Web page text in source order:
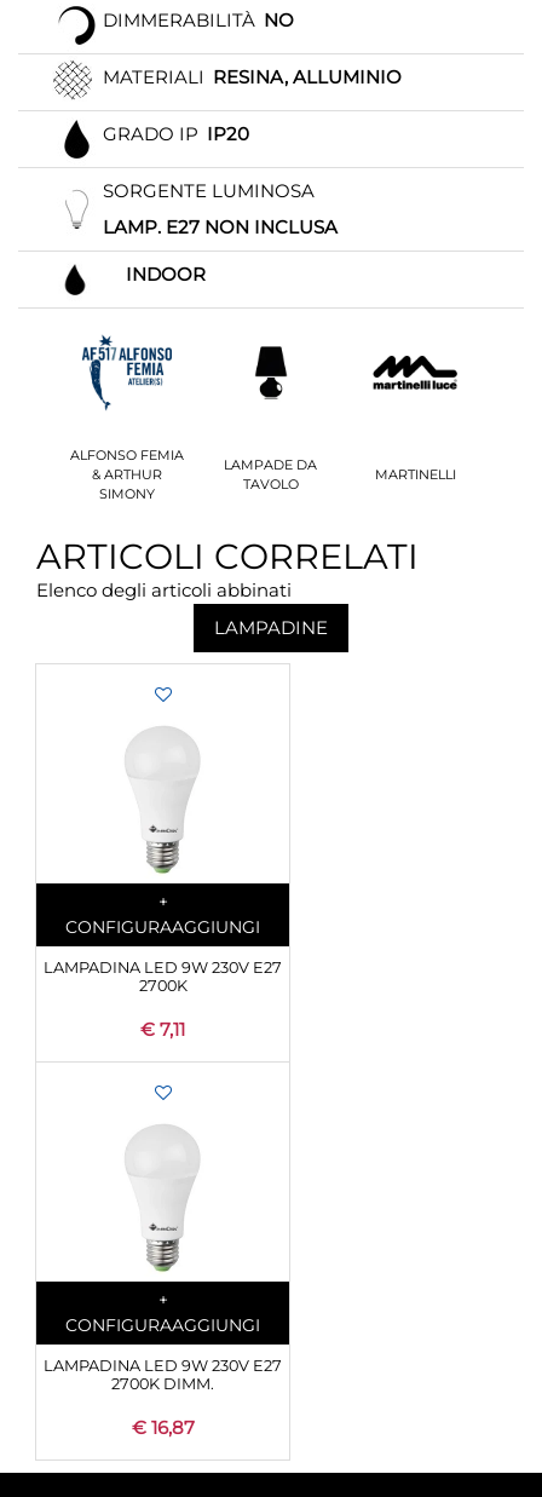
DIMMERABILITÀ NO
MATERIALI RESINA, ALLUMINIO
GRADO IP IP20
SORGENTE LUMINOSA
LAMP. E27 NON INCLUSA
INDOOR
ALFONSO FEMIA
& ARTHUR
SIMONY
LAMPADE DA
TAVOLO
MARTINELLI
ARTICOLI CORRELATI
Elenco degli articoli abbinati
LAMPADINE
Quantity
+
CONFIGURAAGGIUNGI
LAMPADINA LED 9W 230V E27
2700K
€ 7,11
Quantity
+
CONFIGURAAGGIUNGI
LAMPADINA LED 9W 230V E27
2700K DIMM.
€ 16,87